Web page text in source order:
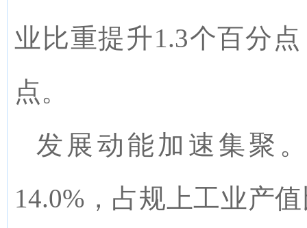
业比重提升1.3个百分
点。
发展动能加速集聚
14.0% ， 占规上工业产